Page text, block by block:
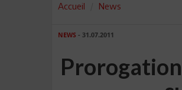
Accueil News
NEWS - 31.07.2011